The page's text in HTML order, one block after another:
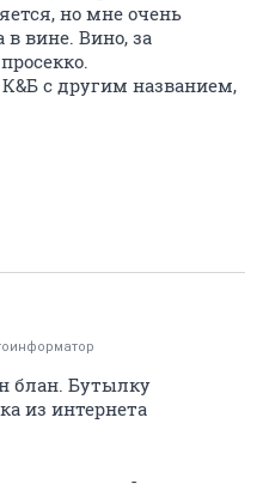
но мне очень
в вине. Вино, за
с другим названием,
блан. Бутылку
из интернета